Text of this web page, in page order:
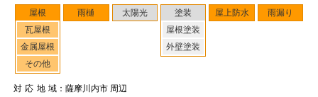
屋根
瓦屋根
金属屋根
その他
雨樋 太陽光
塗装
屋根塗装
外壁塗装
屋上防水 雨漏り
対応地域：薩摩川内市 周辺